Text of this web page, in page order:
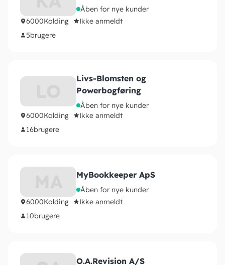
Åben for nye kunder
6000Kolding
Ikke anmeldt
5brugere
Livs-Blomsten og
Powerbogføring
Åben for nye kunder
6000Kolding
Ikke anmeldt
16brugere
MyBookkeeper ApS
Åben for nye kunder
6000Kolding
Ikke anmeldt
10brugere
O.A.Revision A/S